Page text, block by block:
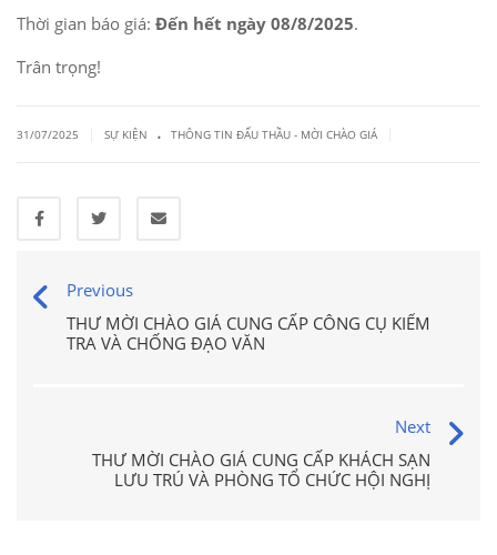
Thời gian báo giá: Đến hết ngày 08/8/2025.
Trân trọng!
31/07/2025 SỰ KIỆN . THÔNG TIN ĐẤU THẦU - MỜI CHÀO GIÁ
Previous
THƯ MỜI CHÀO GIÁ CUNG CẤP CÔNG CỤ KIỂM
TRA VÀ CHỐNG ĐẠO VĂN
Next
THƯ MỜI CHÀO GIÁ CUNG CẤP KHÁCH SẠN
LƯU TRÚ VÀ PHÒNG TỔ CHỨC HỘI NGHỊ